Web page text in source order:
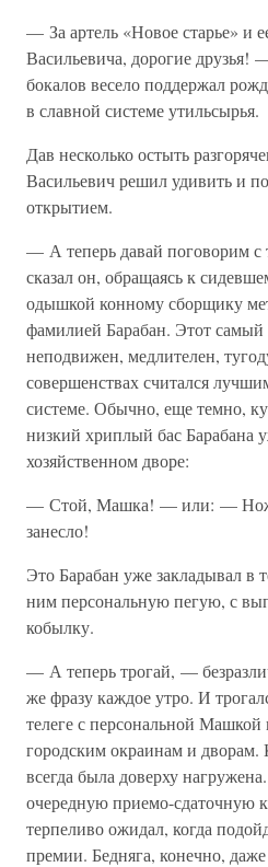
— За артель «Новое старье» и
Васильевича, дорогие друзья!
бокалов весело поддержал
в славной системе утильсырья.
Дав несколько остыть
Васильевич решил удивить и
открытием.
— А теперь давай поговорим
сказал он, обращаясь к
одышкой конному сборщику
фамилией Барабан. Этот
неподвижен, медлителен,
совершенствах считался
системе. Обычно, еще темно,
низкий хриплый бас Барабана
хозяйственном дворе:
— Стой, Машка! — или: —
занесло!
Это Барабан уже закладывал в
ним персональную пегую, с
кобылку.
— А теперь трогай, —
же фразу каждое утро. И
телеге с персональной
городским окраинам и дворам.
всегда была доверху
очередную приемо-сдаточную
терпеливо ожидал, когда
премии. Бедняга, конечно,